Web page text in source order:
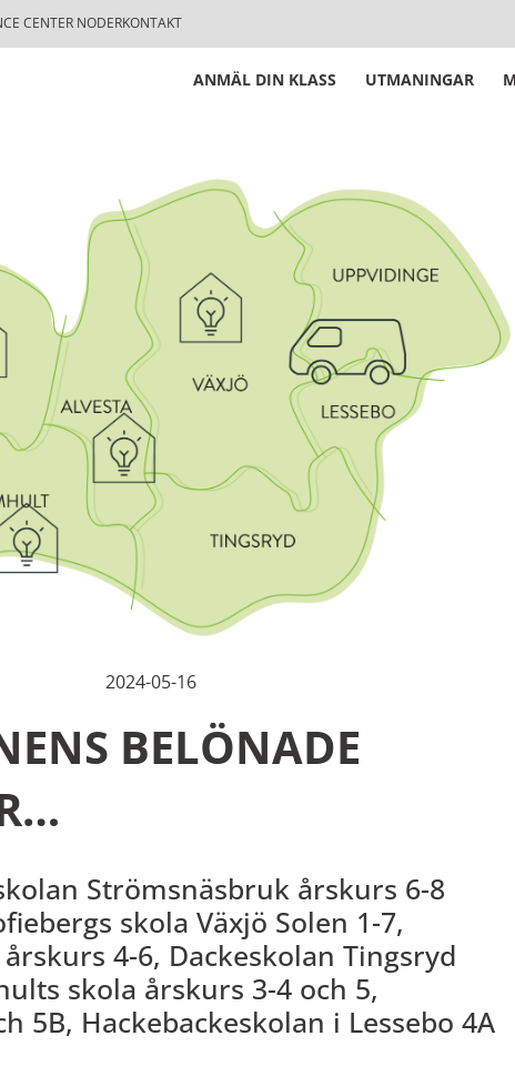
CENTER NODERKONTAKT
ANMÄL DIN KLASS UTMANINGAR
2024-05-16
BELÖNADE
Strömsnäsbruk årskurs 6-8
skola Växjö Solen 1-7,
4-6, Dackeskolan Tingsryd
skola årskurs 3-4 och 5,
5B, Hackebackeskolan i Lessebo 4A